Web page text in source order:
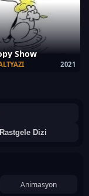
Show
2021
Dizi
Animasyon